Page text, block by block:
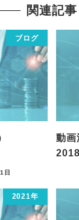
関連記事
ブログ
日
動画
2021年